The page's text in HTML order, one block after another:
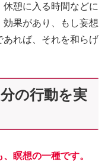
憩に入る時間などに
果があり、もし妄想
れば、それを和らげ
の行動を実
瞑想の一種です。